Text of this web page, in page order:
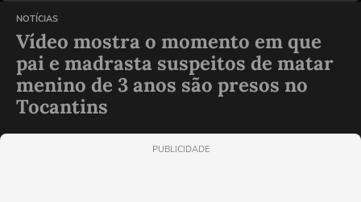
NOTÍCIAS
Vídeo mostra o momento em que
pai e madrasta suspeitos de matar
menino de 3 anos são presos no
Tocantins
PUBLICIDADE